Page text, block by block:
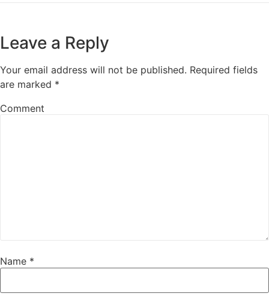
Leave a Reply
Your email address will not be published. Required fields
are marked *
Comment
Name *